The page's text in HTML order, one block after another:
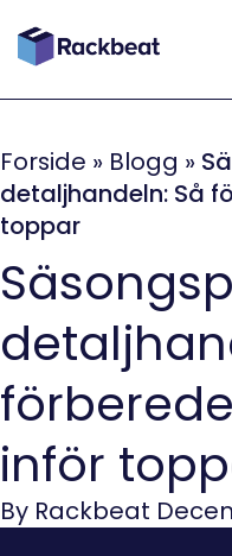
Forside » Blogg »
detaljhandeln: Så
toppar
inför
By Rackbeat